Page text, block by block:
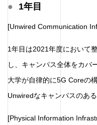
1年目
[Unwired Communication
1年目は2021年度において
し、キャンパス全体をカバ
大学が自律的に5G Coreの
Unwiredなキャンパスのあ
[Physical Information